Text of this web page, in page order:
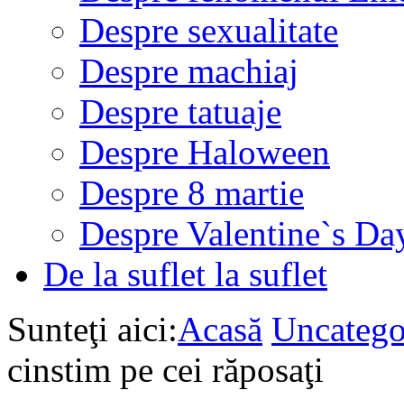
Despre sexualitate
Despre machiaj
Despre tatuaje
Despre Haloween
Despre 8 martie
Despre Valentine`s
De la suflet la suflet
Sunteţi aici:Acasă
cinstim pe cei răposaţi